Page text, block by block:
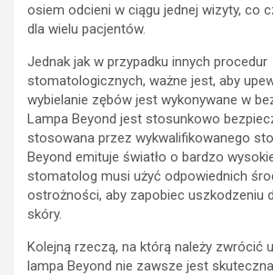
osiem odcieni w ciągu jednej wizyty, co
dla wielu pacjentów.
Jednak jak w przypadku innych procedur
stomatologicznych, ważne jest, aby
wybielanie zębów jest wykonywane w
Lampa Beyond jest stosunkowo
stosowana przez wykwalifikowanego
Beyond emituje światło o bardzo
stomatolog musi użyć odpowiednich
ostrożności, aby zapobiec uszkodzeniu
skóry.
Kolejną rzeczą, na którą należy zwrócić
lampa Beyond nie zawsze jest